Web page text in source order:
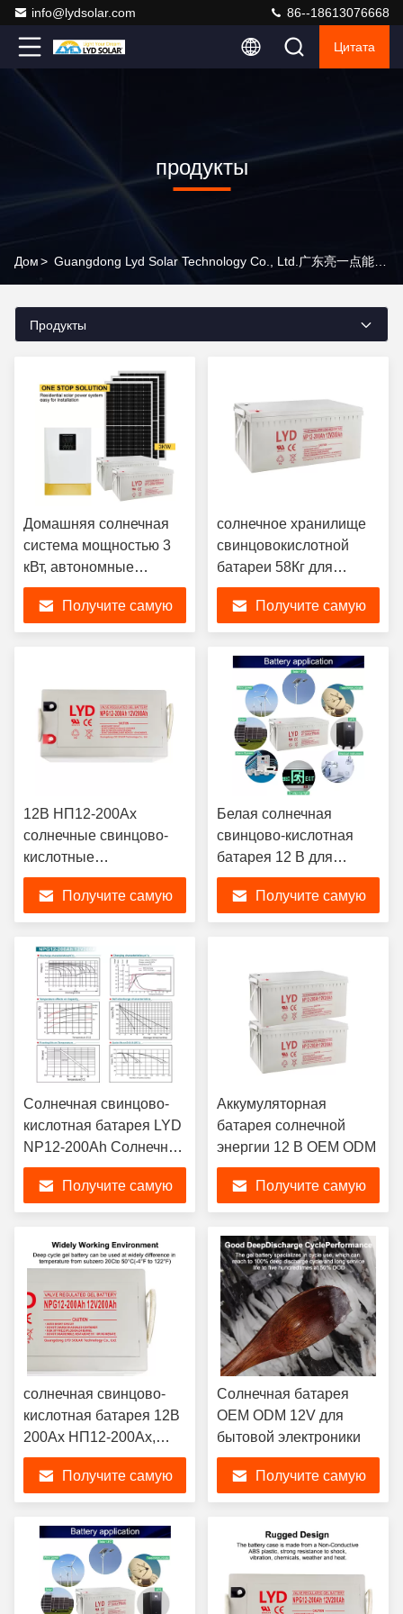
info@lydsolar.com 86--18613076668
Цитата
продукты
Дом>
Продукты
Домашняя солнечная
система мощностью 3
кВт, автономные
энергетические
решения, свинцово-
кислотная батарея
Получите самую
солнечное хранилище
свинцовокислотной
батареи 58Кг для
потребительского
электронного
применения
Получите самую
12В НП12-200Ах
солнечные свинцово-
кислотные
аккумуляторы для
зарядки для бытовой
электроники
Получите самую
Белая солнечная
свинцово-кислотная
батарея 12 В для
электроинструментов
Получите самую
Солнечная свинцово-
кислотная батарея LYD
NP12-200Ah Солнечная
аккумуляторная
батареяПолучите самую
Аккумуляторная
батарея солнечной
энергии 12 В OEM ODM
Получите самую
солнечная свинцово-
кислотная батарея 12В
200Ах НП12-200Ах,
гарантия 2 года, 58 кг
Получите самую
Солнечная батарея
OEM ODM 12V для
бытовой электроники
Получите самую